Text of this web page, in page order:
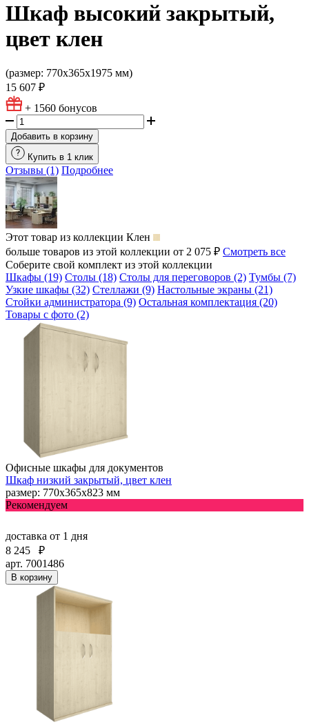
Шкаф высокий закрытый,
цвет клен
(размер: 770х365х1975 мм)
15 607 ₽
+ 1560 бонусов
Добавить в корзину
Купить в 1 клик
Отзывы (1) Подробнее
Этот товар из коллекции Клен
больше товаров из этой коллекции от 2 075 ₽ Смотреть все
Соберите свой комплект из этой коллекции
Шкафы (19) Столы (18) Столы для переговоров (2) Тумбы (7)
Узкие шкафы (32) Стеллажи (9) Настольные экраны (21)
Стойки администратора (9) Остальная комплектация (20)
Товары с фото (2)
Офисные шкафы для документов
Шкаф низкий закрытый, цвет клен
размер: 770х365х823 мм
Рекомендуем
доставка от 1 дня
8 245
₽
арт. 7001486
В корзину